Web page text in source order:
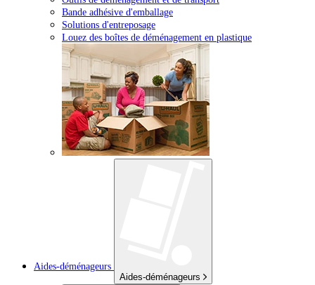
Bande adhésive d'emballage
Solutions d'entreposage
Louez des boîtes de déménagement en plastique
Aides-déménageurs
Aides-déménageurs